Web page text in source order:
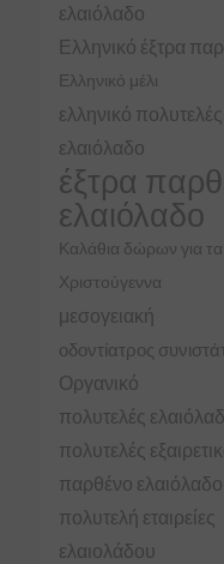
ελαιόλαδο
Ελληνικό έξτρα
Ελληνικό μέλι
ελληνικό πολυτελές
ελαιόλαδο
έξτρα
ελαιόλαδο
Καλάθια δώρων για τα
Χριστούγεννα
μεσογειακή
οδοντίατρος
Οργανικό
πολυτελές
πολυτελές
παρθένο ελαιόλαδο
πολυτελή εταιρείες
ελαιολάδου